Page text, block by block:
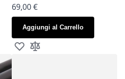
As low as
69,00 €
Aggiungi al Carrello
Aggiungi alla lista desideri
Aggiungi al confronto